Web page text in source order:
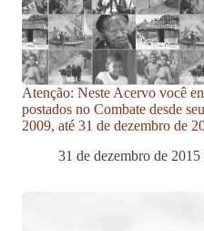
Atenção: Neste Acervo você
postados no Combate desde
2009, até 31 de dezembro de
31 de dezembro de 2015